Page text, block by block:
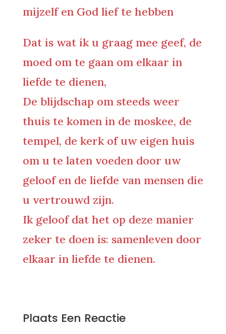
mijzelf en God lief te hebben
Dat is wat ik u graag mee geef, de
moed om te gaan om elkaar in
liefde te dienen,
De blijdschap om steeds weer
thuis te komen in de moskee, de
tempel, de kerk of uw eigen huis
om u te laten voeden door uw
geloof en de liefde van mensen die
u vertrouwd zijn.
Ik geloof dat het op deze manier
zeker te doen is: samenleven door
elkaar in liefde te dienen.
Plaats Een Reactie